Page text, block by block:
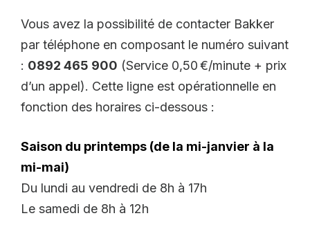
Vous avez la possibilité de contacter Bakker
par téléphone en composant le numéro suivant
: 0892 465 900 (Service 0,50 €/minute + prix
d’un appel). Cette ligne est opérationnelle en
fonction des horaires ci-dessous :
Saison du printemps (de la mi-janvier à la
mi-mai)
Du lundi au vendredi de 8h à 17h
Le samedi de 8h à 12h